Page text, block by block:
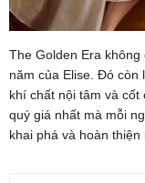
The Golden Era
năm của Elise. Đó còn
khí chất nội tâm và
quý giá nhất mà mỗi
khai phá và hoàn thiện